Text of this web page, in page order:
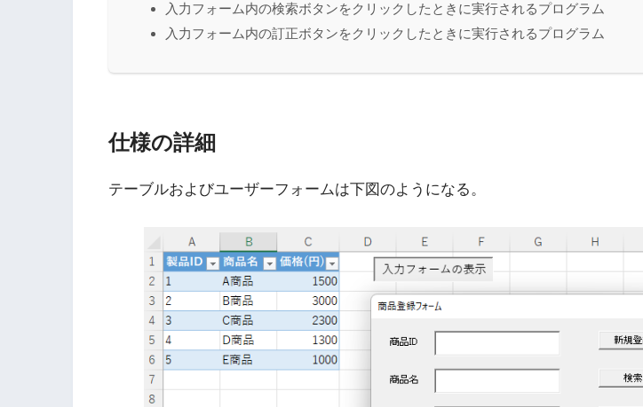
入力フォーム内の検索ボタンをクリックしたときに実行されるプログラム
入力フォーム内の訂正ボタンをクリックしたときに実行されるプログラム
仕様の詳細
テーブルおよびユーザーフォームは下図のようになる。